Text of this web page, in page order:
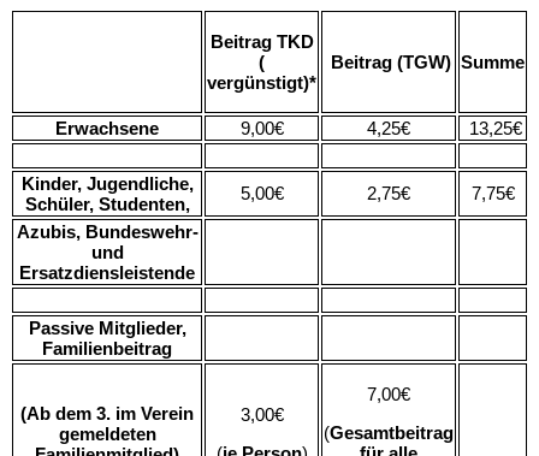
Beitrag TKD
(
vergünstigt)*
Beitrag (TGW) Summe
Erwachsene 9,00€ 4,25€ 13,25€
Kinder, Jugendliche,
Schüler, Studenten,
5,00€ 2,75€
7,75€
Azubis, Bundeswehr-
und
Ersatzdiensleistende
Passive Mitglieder,
Familienbeitrag
(Ab dem 3. im Verein
gemeldeten
3,00€
7,00€
(Gesamtbeitrag